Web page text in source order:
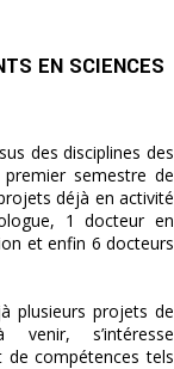
EN SCIENCES
des disciplines des
semestre de
déjà en activité
1 docteur en
et enfin 6 docteurs
plusieurs projets de
s’intéresse
de compétences tels